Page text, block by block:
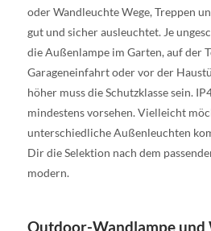
oder Wandleuchte Wege, Treppen
gut und sicher ausleuchtet. Je
die Außenlampe im Garten, auf der
Garageneinfahrt oder vor der
höher muss die Schutzklasse sein.
mindestens vorsehen. Vielleicht
unterschiedliche Außenleuchten
Dir die Selektion nach dem
modern.
Outdoor-Wandlampe und